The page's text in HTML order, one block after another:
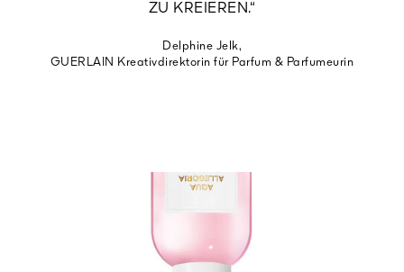
ZU KREIEREN.“
Delphine Jelk,
GUERLAIN Kreativdirektorin für Parfum & Parfumeurin